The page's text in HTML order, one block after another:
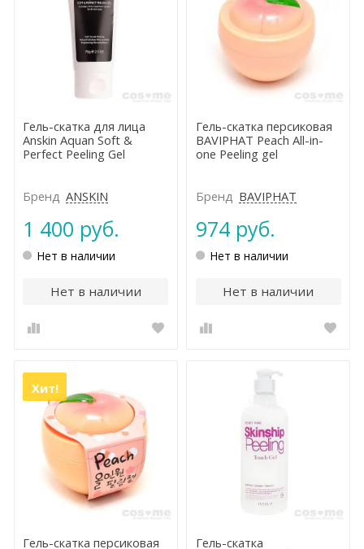
Гель-скатка для лица
Anskin Aquan Soft &
Perfect Peeling Gel
Бренд ANSKIN
1 400 руб.
Нет в наличии
Нет в наличии
Гель-скатка персиковая
BAVIPHAT Peach All-in-
one Peeling gel
Бренд BAVIPHAT
974 руб.
Нет в наличии
Нет в наличии
Хит!
Гель-скатка персиковая
Гель-скатка